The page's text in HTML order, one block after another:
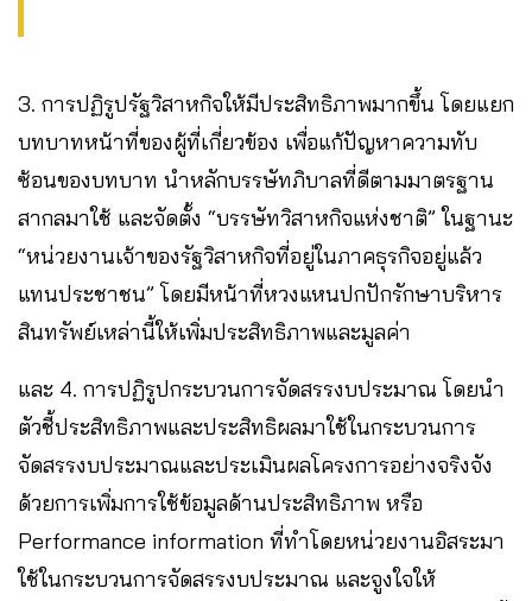
3. การปฏิรูปรัฐวิสาหกิจให้มีประสิทธิภาพมากขึ้น โดยแยก
บทบาทหน้าที่ของผู้ที่เกี่ยวข้อง เพื่อแก้ปัญหาความทับ
ซ้อนของบทบาท นำหลักบรรษัทภิบาลที่ดีตามมาตรฐาน
สากลมาใช้ และจัดตั้ง “บรรษัทวิสาหกิจแห่งชาติ” ในฐานะ
“หน่วยงานเจ้าของรัฐวิสาหกิจที่อยู่ในภาคธุรกิจอยู่แล้ว
แทนประชาชน” โดยมีหน้าที่หวงแหนปกปักรักษาบริหาร
สินทรัพย์เหล่านี้ให้เพิ่มประสิทธิภาพและมูลค่า
และ 4. การปฏิรูปกระบวนการจัดสรรงบประมาณ โดยนำ
ตัวชี้ประสิทธิภาพและประสิทธิผลมาใช้ในกระบวนการ
จัดสรรงบประมาณและประเมินผลโครงการอย่างจริงจัง
ด้วยการเพิ่มการใช้ข้อมูลด้านประสิทธิภาพ หรือ
Performance information ที่ทำโดยหน่วยงานอิสระมา
ใช้ในกระบวนการจัดสรรงบประมาณ และจูงใจให้